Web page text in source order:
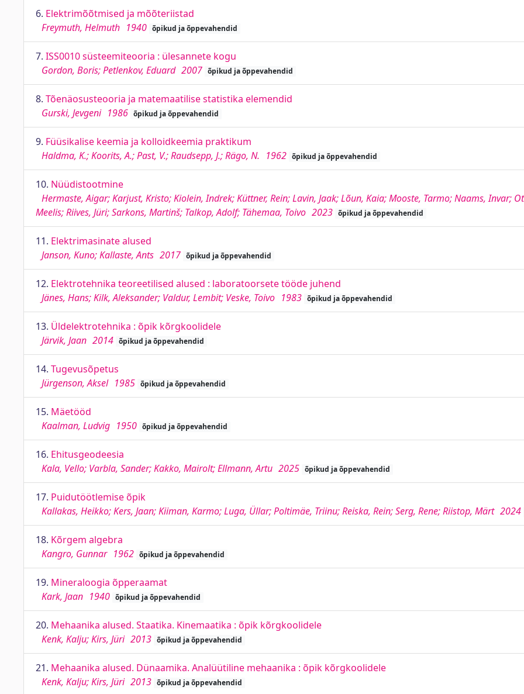
6. Elektrimõõtmised ja mõõteriistad
Freymuth, Helmuth 1940 õpikud ja õppevahendid
7. ISS0010 süsteemiteooria : ülesannete kogu
Gordon, Boris; Petlenkov, Eduard 2007 õpikud ja õppevahendid
8. Tõenäosusteooria ja matemaatilise statistika elemendid
Gurski, Jevgeni 1986 õpikud ja õppevahendid
9. Füüsikalise keemia ja kolloidkeemia praktikum
Haldma, K.; Koorits, A.; Past, V.; Raudsepp, J.; Rägo, N. 1962 õpikud ja õppevahendid
10. Nüüdistootmine
Hermaste, Aigar; Karjust, Kristo; Kiolein, Indrek; Küttner, Rein; Lavin, Jaak; Lõun, Kaia; Mooste, Tarmo; Naams, Invar;
Meelis; Riives, Jüri; Sarkons, Martinš; Talkop, Adolf; Tähemaa, Toivo 2023 õpikud ja õppevahendid
11. Elektrimasinate alused
Janson, Kuno; Kallaste, Ants 2017 õpikud ja õppevahendid
12. Elektrotehnika teoreetilised alused : laboratoorsete tööde juhend
Jänes, Hans; Kilk, Aleksander; Valdur, Lembit; Veske, Toivo 1983 õpikud ja õppevahendid
13. Üldelektrotehnika : õpik kõrgkoolidele
Järvik, Jaan 2014 õpikud ja õppevahendid
14. Tugevusõpetus
Jürgenson, Aksel 1985 õpikud ja õppevahendid
15. Mäetööd
Kaalman, Ludvig 1950 õpikud ja õppevahendid
16. Ehitusgeodeesia
Kala, Vello; Varbla, Sander; Kakko, Mairolt; Ellmann, Artu 2025 õpikud ja õppevahendid
17. Puidutöötlemise õpik
Kallakas, Heikko; Kers, Jaan; Kiiman, Karmo; Luga, Üllar; Poltimäe, Triinu; Reiska, Rein; Serg, Rene; Riistop, Märt 2024
18. Kõrgem algebra
Kangro, Gunnar 1962 õpikud ja õppevahendid
19. Mineraloogia õpperaamat
Kark, Jaan 1940 õpikud ja õppevahendid
20. Mehaanika alused. Staatika. Kinemaatika : õpik kõrgkoolidele
Kenk, Kalju; Kirs, Jüri 2013 õpikud ja õppevahendid
21. Mehaanika alused. Dünaamika. Analüütiline mehaanika : õpik kõrgkoolidele
Kenk, Kalju; Kirs, Jüri 2013 õpikud ja õppevahendid